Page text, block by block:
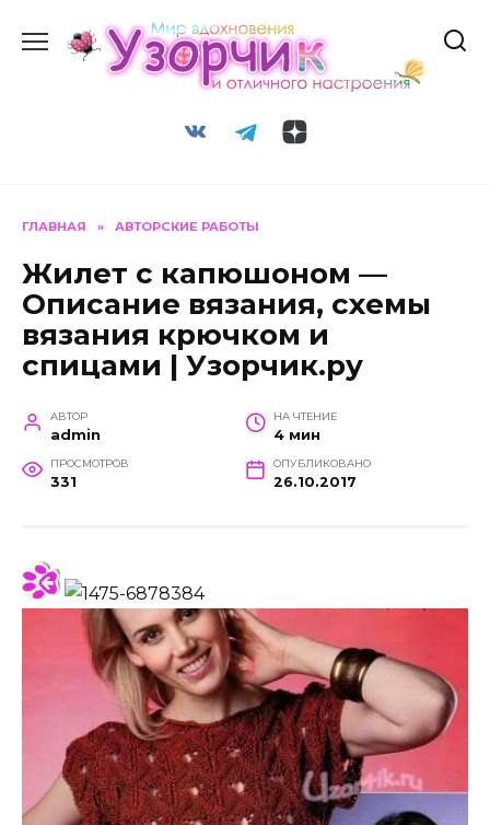
содержанию
ГЛАВНАЯ » АВТОРСКИЕ РАБОТЫ
Жилет с капюшоном —
Описание вязания, схемы
вязания крючком и
спицами | Узорчик.ру
АВТОР
admin
НА ЧТЕНИЕ
4 мин
ПРОСМОТРОВ
331
ОПУБЛИКОВАНО
26.10.2017